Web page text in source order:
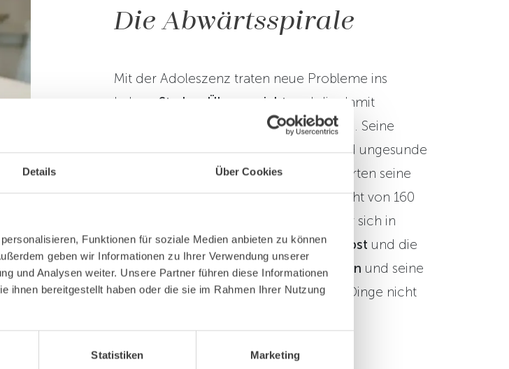
Details Über Cookies
Funktionen für soziale Medien anbieten zu können
geben wir Informationen zu Ihrer Verwendung unserer
und Analysen weiter. Unsere Partner führen diese Informationen
ihnen bereitgestellt haben oder die sie im Rahmen Ihrer Nutzung
Statistiken Marketing
Die Abwärtsspirale
Mit der Adoleszenz traten neue Probleme ins
Leben: Starkes Übergewicht
und die damit
psychischen Belastungen . Seine
Vorliebe für zuckerhaltige Getränke und ungesunde
Ernährungsgewohnheiten verschlimmerten seine
Situation zunehmend. Mit einem Gewicht von 160
kg und einer Größe von 194 cm fand er sich in
einem ständigenKampf gegen sich selbst und die
Welt um ihn herum wieder. DasRauchen und seine
obstruktive Schlafapnoemachten die Dinge nicht